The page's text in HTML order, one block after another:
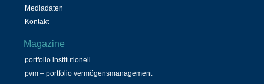
Mediadaten
Kontakt
Magazine
portfolio institutionell
pvm – portfolio vermögensmanagement